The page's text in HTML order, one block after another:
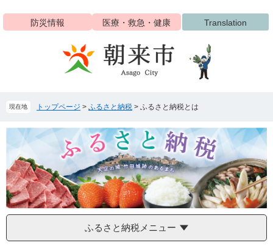
ジ
ュ
防災情報 医療・救急・健康 Translation
現在地 トップページ > ふるさと納税 > ふるさと納税とは
ふるさと納税メニュー